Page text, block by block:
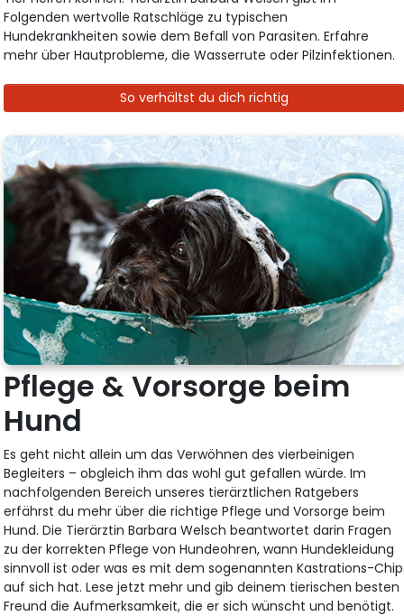
Folgenden wertvolle Ratschläge zu typischen
Hundekrankheiten sowie dem Befall von Parasiten. Erfahre
mehr über Hautprobleme, die Wasserrute oder Pilzinfektionen.
So verhältst du dich richtig
Pflege & Vorsorge beim
Hund
Es geht nicht allein um das Verwöhnen des vierbeinigen
Begleiters – obgleich ihm das wohl gut gefallen würde. Im
nachfolgenden Bereich unseres tierärztlichen Ratgebers
erfährst du mehr über die richtige Pflege und Vorsorge beim
Hund. Die Tierärztin Barbara Welsch beantwortet darin Fragen
zu der korrekten Pflege von Hundeohren, wann Hundekleidung
sinnvoll ist oder was es mit dem sogenannten Kastrations-Chip
auf sich hat. Lese jetzt mehr und gib deinem tierischen besten
Freund die Aufmerksamkeit, die er sich wünscht und benötigt.